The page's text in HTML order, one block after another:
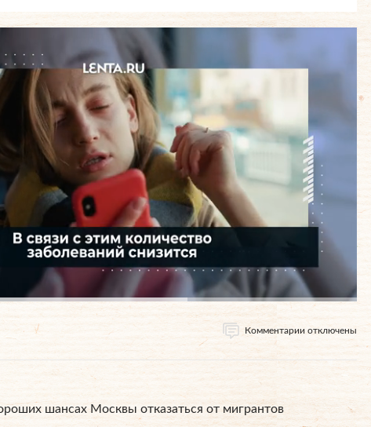
Комментарии отключены
шансах Москвы отказаться от мигрантов